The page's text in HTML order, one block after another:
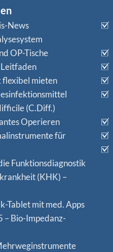
News
OP-Tische
mieten
(C.Diff.)
Operieren
für
Funktionsdiagnostik
(KHK) –
Tablet mit med. Apps
– Bio-Impedanz-